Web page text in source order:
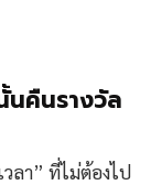
นคืนรางวัล
ลา” ที่ไม่ต้องไป